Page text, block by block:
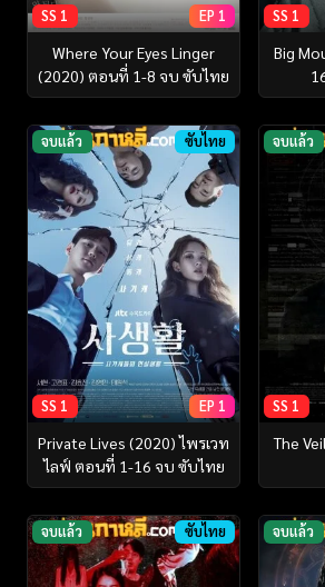
SS 1 EP 1
Where Your Eyes Linger
(2020) ตอนที่ 1-8 จบ ซับไทย
SS 1
Big
จบแล้ว ซับไทย
SS 1 EP 1
Private Lives (2020) ไพรเวท
ไลฟ์ ตอนที่ 1-16 จบ ซับไทย
จบแล้ว
SS 1
The
จบแล้ว ซับไทย จบแล้ว